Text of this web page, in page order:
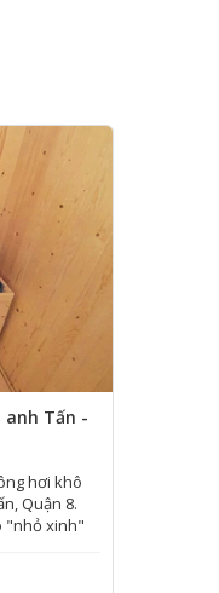
Tấn -
hơi khô
Quận 8.
"nhỏ xinh"